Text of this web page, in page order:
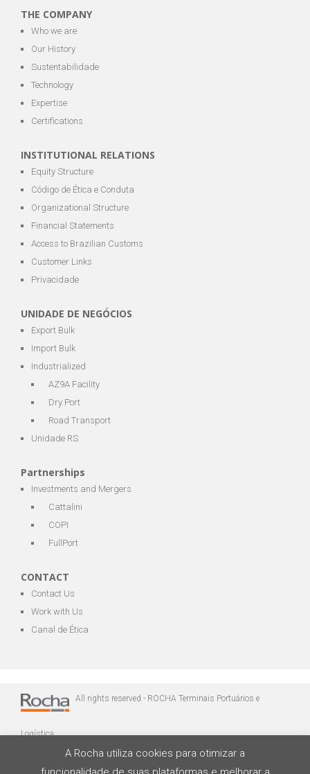
THE COMPANY
Who we are
Our History
Sustentabilidade
Technology
Expertise
Certifications
INSTITUTIONAL RELATIONS
Equity Structure
Código de Ética e Conduta
Organizational Structure
Financial Statements
Access to Brazilian Customs
Customer Links
Privacidade
UNIDADE DE NEGÓCIOS
Export Bulk
Import Bulk
Industrialized
AZ9A Facility
Dry Port
Road Transport
Unidade RS
Partnerships
Investments and Mergers
Cattalini
COPI
FullPort
CONTACT
Contact Us
Work with Us
Canal de Ética
All rights reserved - ROCHA Terminais Portuários e
Logística
A Rocha utiliza cookies para otimizar a